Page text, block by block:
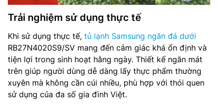
Trải nghiệm sử dụng thực tế
Khi sử dụng thực tế, tủ lạnh Samsung ngăn đá dưới
RB27N4020S9/SV mang đến cảm giác khá ổn định và
tiện lợi trong sinh hoạt hằng ngày. Thiết kế ngăn mát
trên giúp người dùng dễ dàng lấy thực phẩm thường
xuyên mà không cần cúi nhiều, phù hợp với thói quen
sử dụng của đa số gia đình Việt.